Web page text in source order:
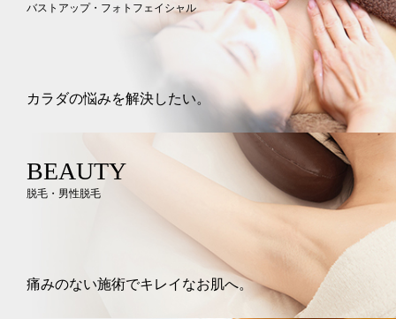
バストアップ・フォトフェイシャル
カラダの悩みを解決したい。
BEAUTY
脱毛・男性脱毛
痛みのない施術でキレイなお肌へ。